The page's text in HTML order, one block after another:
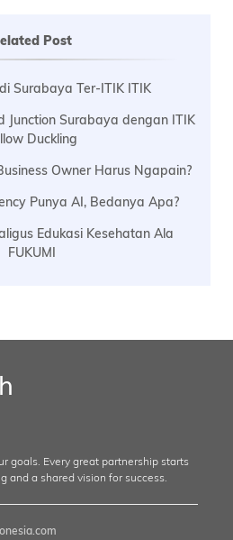
Post
Surabaya Ter-ITIK ITIK
Junction Surabaya dengan ITIK
Duckling
Owner Harus Ngapain?
Punya AI, Bedanya Apa?
Edukasi Kesehatan Ala
FUKUMI
goals. Every great partnership starts
and a shared vision for success.